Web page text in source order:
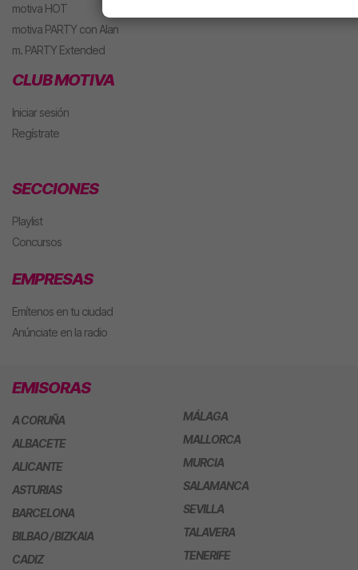
motiva HOT
motiva PARTY con Alan
m. PARTY Extended
CLUB MOTIVA
Iniciar sesión
Regístrate
SECCIONES
Playlist
Concursos
EMPRESAS
Emítenos en tu ciudad
Anúnciate en la radio
EMISORAS
A CORUÑA
ALBACETE
ALICANTE
ASTURIAS
BARCELONA
BILBAO / BIZKAIA
CADIZ
MÁLAGA
MALLORCA
MURCIA
SALAMANCA
SEVILLA
TALAVERA
TENERIFE